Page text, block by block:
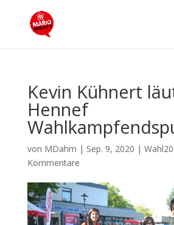
Kevin Kühnert
Hennef
von MDahm | Sep. 9, 2020 |
Kommentare